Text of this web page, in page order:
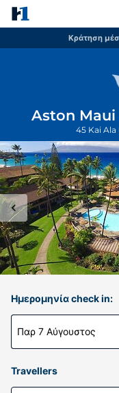
Κράτηση
Aston Maui
45 Kai Ala
Ημερομηνία check in:
Παρ 7 Αύγουστος
Travellers